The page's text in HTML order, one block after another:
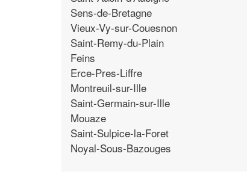
Sens-de-Bretagne
Vieux-Vy-sur-Couesnon
Saint-Remy-du-Plain
Feins
Erce-Pres-Liffre
Montreuil-sur-Ille
Saint-Germain-sur-Ille
Mouaze
Saint-Sulpice-la-Foret
Noyal-Sous-Bazouges